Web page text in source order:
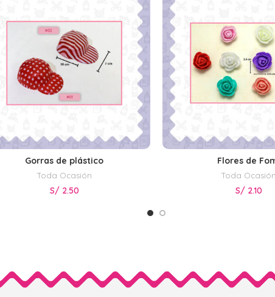
SELECCIONAR OPCIONES
Gorras de plástico
Toda Ocasión
S/2.50
SELECCIONAR
Flores de
Toda Ocasión
S/2.10